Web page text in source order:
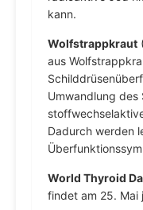
kann.
Wolfstrappkraut
aus
Umwandlung des
Dadurch werden
World Thyroid
findet am 25. Mai